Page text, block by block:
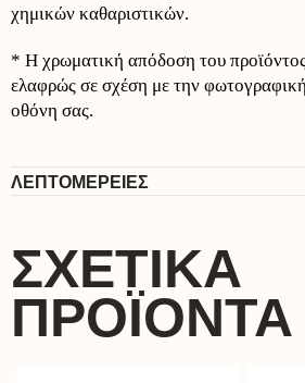
χημικών καθαριστικών.
* Η χρωματική απόδοση του προϊόντος
ελαφρώς σε σχέση με την
οθόνη σας.
ΛΕΠΤΟΜΕΡΕΙΕΣ
ΣΧΕΤΙΚΆ
ΠΡΟΪΌΝΤΑ